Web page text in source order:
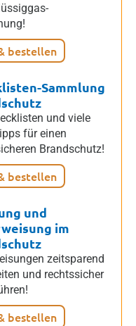
bestellen
Sammlung
und viele
für einen
Brandschutz!
bestellen
und
im
zeitsparend
und rechtssicher
bestellen